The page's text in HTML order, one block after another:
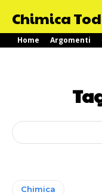
Chimica
Home Argomenti
Chimica